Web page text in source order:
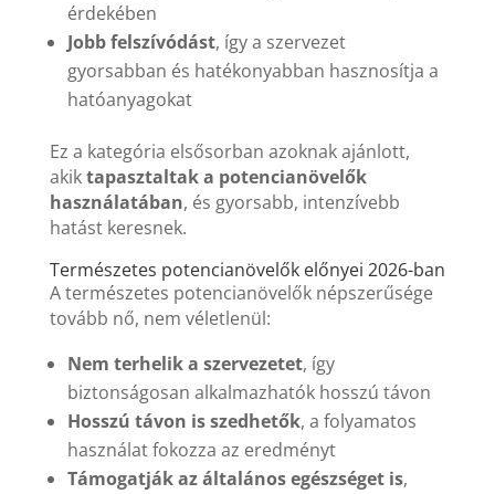
érdekében
Jobb felszívódást, így a szervezet
gyorsabban és hatékonyabban hasznosítja a
hatóanyagokat
Ez a kategória elsősorban azoknak ajánlott,
akiktapasztaltak a potencianövelők
használatában, és gyorsabb, intenzívebb
hatást keresnek.
Természetes potencianövelők előnyei 2026-ban
A természetes potencianövelők népszerűsége
tovább nő, nem véletlenül:
Nem terhelik a szervezetet, így
biztonságosan alkalmazhatók hosszú távon
Hosszú távon is szedhetők, a folyamatos
használat fokozza az eredményt
Támogatják az általános egészséget is,